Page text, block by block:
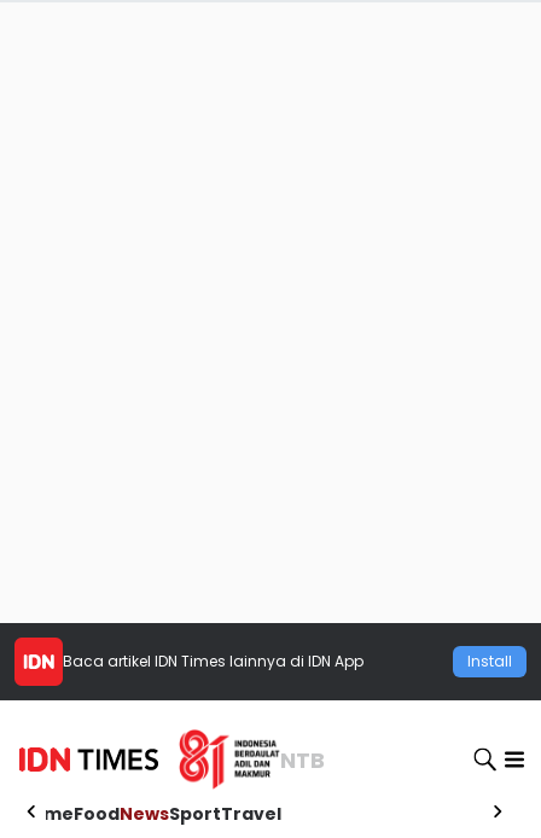
Baca artikel IDN Times lainnya di IDN App Install
NTB
HomeFoodNewsSportTravel